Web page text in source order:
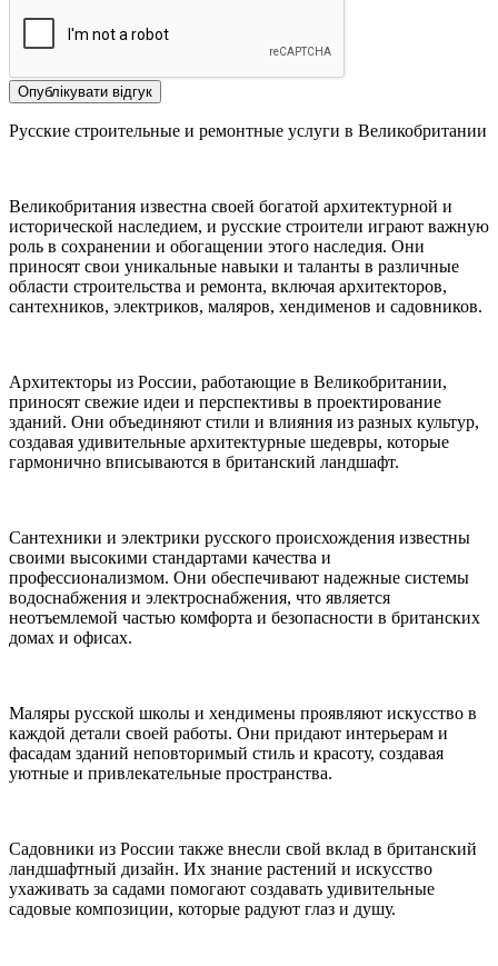
Опублікувати відгук
Русские строительные и ремонтные услуги в Великобритании
Великобритания известна своей богатой архитектурной и
исторической наследием, и русские строители играют важную
роль в сохранении и обогащении этого наследия. Они
приносят свои уникальные навыки и таланты в различные
области строительства и ремонта, включая архитекторов,
сантехников, электриков, маляров, хендименов и садовников.
Архитекторы из России, работающие в Великобритании,
приносят свежие идеи и перспективы в проектирование
зданий. Они объединяют стили и влияния из разных культур,
создавая удивительные архитектурные шедевры, которые
гармонично вписываются в британский ландшафт.
Сантехники и электрики русского происхождения известны
своими высокими стандартами качества и
профессионализмом. Они обеспечивают надежные системы
водоснабжения и электроснабжения, что является
неотъемлемой частью комфорта и безопасности в британских
домах и офисах.
Маляры русской школы и хендимены проявляют искусство в
каждой детали своей работы. Они придают интерьерам и
фасадам зданий неповторимый стиль и красоту, создавая
уютные и привлекательные пространства.
Садовники из России также внесли свой вклад в британский
ландшафтный дизайн. Их знание растений и искусство
ухаживать за садами помогают создавать удивительные
садовые композиции, которые радуют глаз и душу.